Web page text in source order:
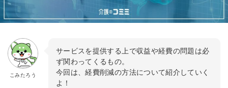
こみたろう
サービスを提供する上で収益や経費の問題は必
ず関わってくるもの。
今回は、経費削減の方法について紹介していく
よ！